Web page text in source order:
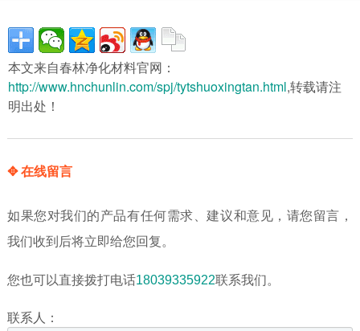
本文来自春林净化材料官网：
http://www.hnchunlin.com/spj/tytshuoxingtan.html,转载请注
明出处！
✥ 在线留言
如果您对我们的产品有任何需求、建议和意见，请您留言，
我们收到后将立即给您回复。
您也可以直接拨打电话18039335922联系我们。
联系人：